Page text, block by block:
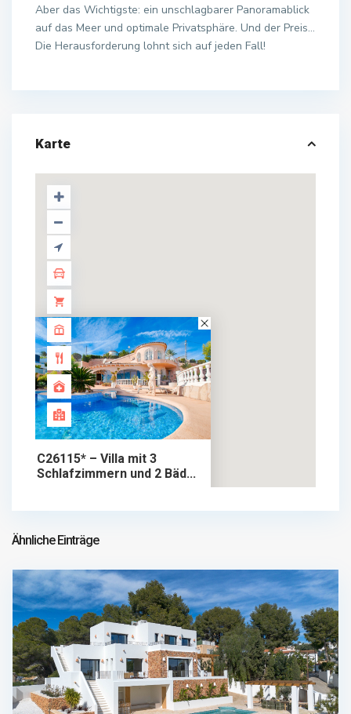
Aber das Wichtigste: ein unschlagbarer Panoramablick
auf das Meer und optimale Privatsphäre. Und der Preis…
Die Herausforderung lohnt sich auf jeden Fall!
Karte
C26115* – Villa mit 3
Schlafzimmern und 2 Bäd...
1.550.000 €
Ähnliche Einträge